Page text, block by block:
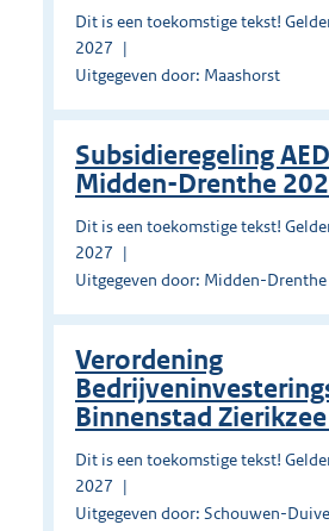
Dit is een toekomstige tekst!
2027
Uitgegeven door: Maashorst
Subsidieregeling
Midden-Drenthe
Dit is een toekomstige tekst!
2027
Uitgegeven door: Midden-Drenthe
Verordening
Binnenstad
Dit is een toekomstige tekst!
2027
Uitgegeven door: Schouwen-